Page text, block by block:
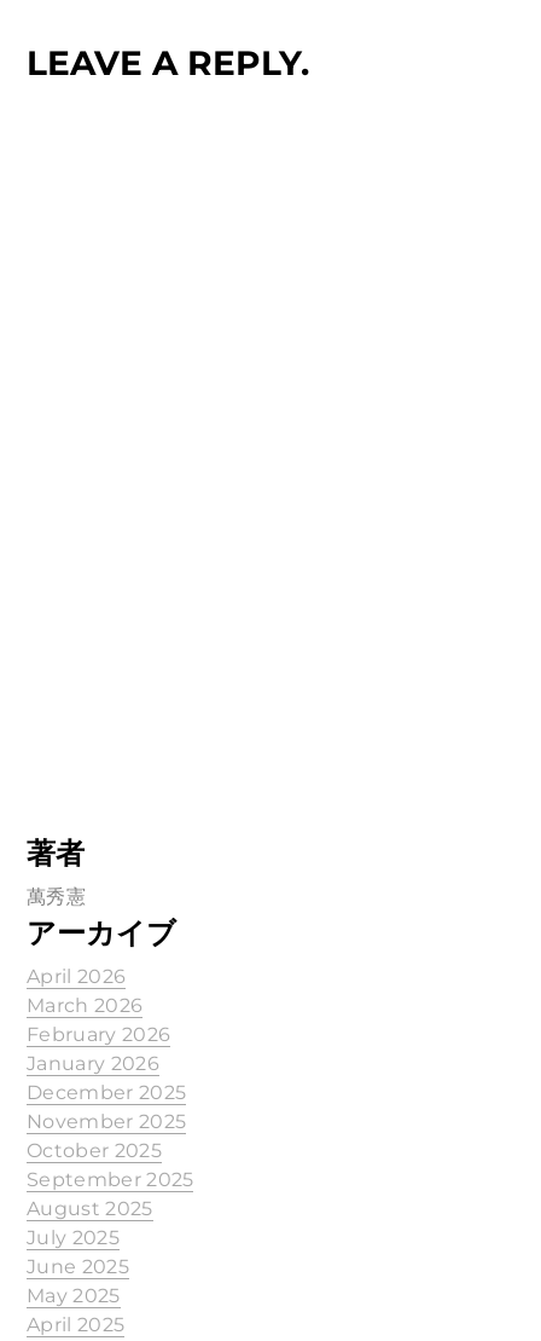
LEAVE A REPLY.
著者
萬秀憲
アーカイブ
April 2026
March 2026
February 2026
January 2026
December 2025
November 2025
October 2025
September 2025
August 2025
July 2025
June 2025
May 2025
April 2025